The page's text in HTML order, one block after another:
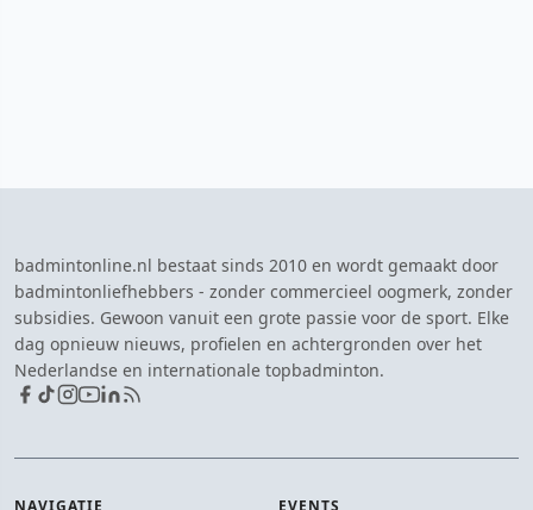
badmintonline.nl bestaat sinds 2010 en wordt gemaakt door
badmintonliefhebbers - zonder commercieel oogmerk, zonder
subsidies. Gewoon vanuit een grote passie voor de sport. Elke
dag opnieuw nieuws, profielen en achtergronden over het
Nederlandse en internationale topbadminton.
NAVIGATIE EVENTS